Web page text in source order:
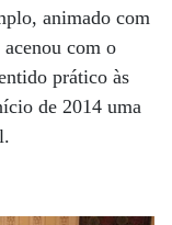
animado com
com o
prático às
de 2014 uma